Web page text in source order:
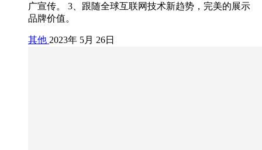
广宣传。 3、跟随全球互联网技术新趋势，完美的展示
品牌价值。
其他 2023年 5月 26日